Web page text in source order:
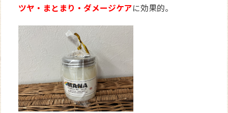
ツヤ・まとまり・ダメージケアに効果的。